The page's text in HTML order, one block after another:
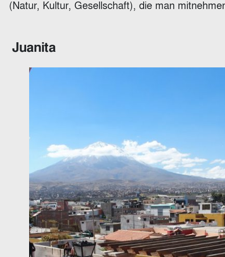
(Natur, Kultur, Gesellschaft), die man
Juanita